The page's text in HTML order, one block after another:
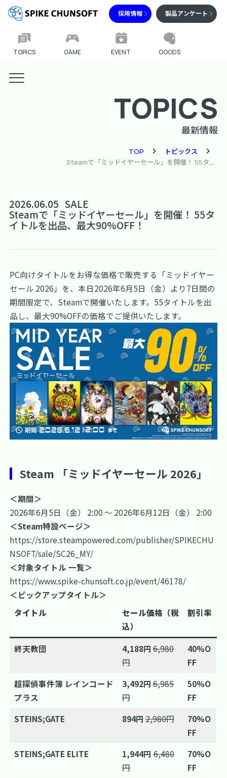
採用情報 製品アンケート
TOPICS GAME EVENT GOODS
TOPICS
最新情報
TOP
トピックス
Steamで「ミッドイヤーセール」を開催！ 55タイトルを出品、最大90%OFF！
2026.06.05 SALE
Steamで「ミッドイヤーセール」を開催！ 55タ
イトルを出品、最大90%OFF！
PC向けタイトルをお得な価格で販売する「ミッドイヤー
セール 2026」を、本日2026年6月5日（金）より7日間の
期間限定で、Steamで開催いたします。55タイトルを出
品し、最大90%OFFの価格でご提供いたします。
Steam 「ミッドイヤーセール 2026」
＜期間＞
2026年6月5日（金） 2:00 ～ 2026年6月12日（金） 2:00
＜Steam特設ページ＞
https://store.steampowered.com/publisher/SPIKECHU
NSOFT/sale/SC26_MY/
＜対象タイトル 一覧＞
https://www.spike-chunsoft.co.jp/event/46178/
＜ピックアップタイトル＞
タイトル
セール価格（税
込）
割引率
終天教団 4,188円 6,980
円
40%O
FF
超探偵事件簿 レインコード
プラス
3,492円 6,985
円
50%O
FF
STEINS;GATE
894円 2,980円
70%O
FF
STEINS;GATE ELITE
1,944円6,480
円
70%O
FF